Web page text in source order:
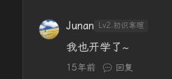
Junan Lv2.初识寒暄
我也开学了~
15年前 回复